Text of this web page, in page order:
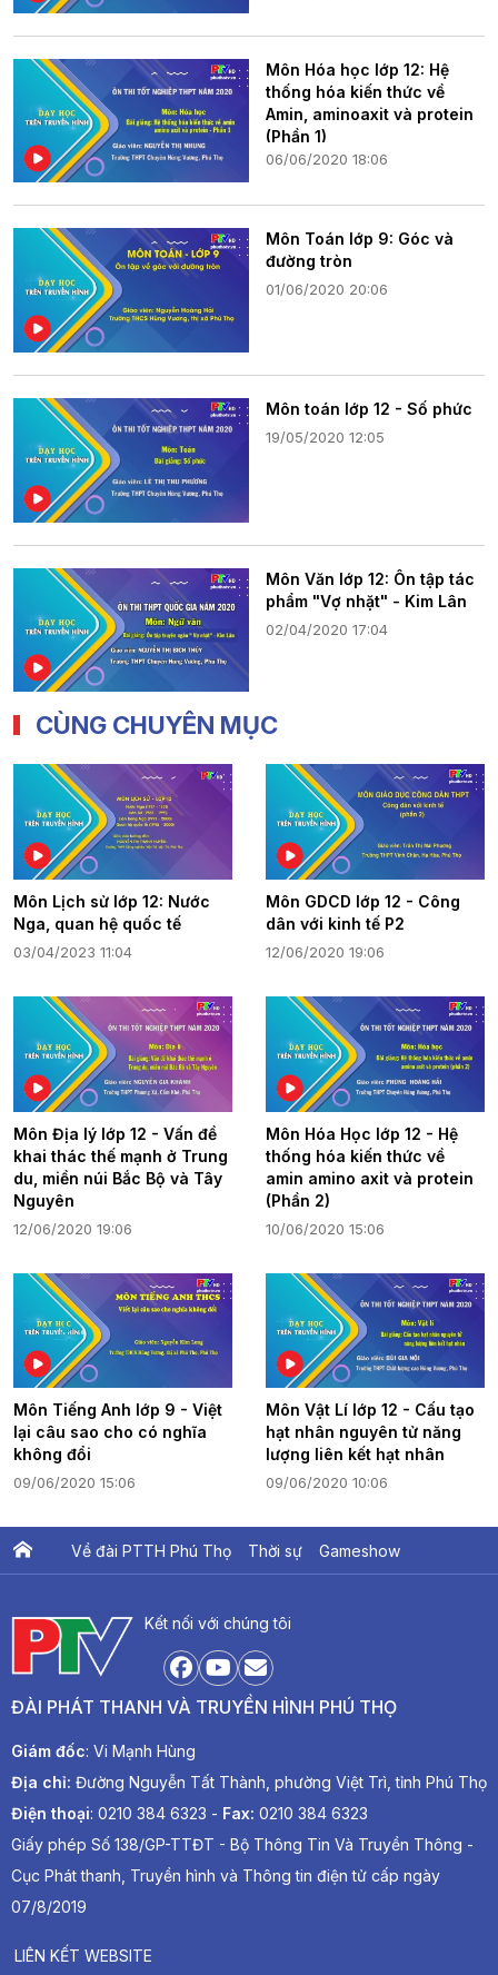
Môn Hóa học lớp 12: Hệ
thống hóa kiến thức về
Amin, aminoaxit và protein
(Phần 1)
06/06/2020 18:06
Môn Toán lớp 9: Góc và
đường tròn
01/06/2020 20:06
Môn toán lớp 12 - Số phức
19/05/2020 12:05
Môn Văn lớp 12: Ôn tập tác
phẩm "Vợ nhặt" - Kim Lân
02/04/2020 17:04
CÙNG CHUYÊN MỤC
Môn Lịch sử lớp 12: Nước
Nga, quan hệ quốc tế
03/04/2023 11:04
Môn GDCD lớp 12 - Công
dân với kinh tế P2
12/06/2020 19:06
Môn Địa lý lớp 12 - Vấn đề
khai thác thế mạnh ở Trung
du, miền núi Bắc Bộ và Tây
Nguyên
12/06/2020 19:06
Môn Hóa Học lớp 12 - Hệ
thống hóa kiến thức về
amin amino axit và protein
(Phần 2)
10/06/2020 15:06
Môn Tiếng Anh lớp 9 - Việt
lại câu sao cho có nghĩa
không đổi
09/06/2020 15:06
Môn Vật Lí lớp 12 - Cấu tạo
hạt nhân nguyên tử năng
lượng liên kết hạt nhân
09/06/2020 10:06
Về đài PTTH Phú Thọ Thời sự Gameshow
Kết nối với chúng tôi
ĐÀI PHÁT THANH VÀ TRUYỀN HÌNH PHÚ THỌ
Giám đốc: Vi Mạnh Hùng
Địa chỉ: Đường Nguyễn Tất Thành, phường Việt Trì, tỉnh Phú Thọ
Điện thoại: 0210 384 6323 - Fax: 0210 384 6323
Giấy phép Số 138/GP-TTĐT - Bộ Thông Tin Và Truyền Thông -
Cục Phát thanh, Truyền hình và Thông tin điện tử cấp ngày
07/8/2019
LIÊN KẾT WEBSITE